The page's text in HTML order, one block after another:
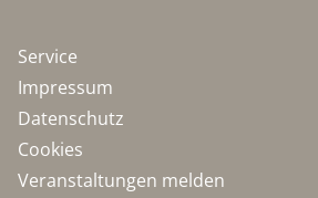
Service
Impressum
Datenschutz
Cookies
Veranstaltungen melden